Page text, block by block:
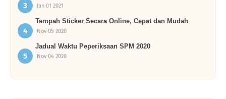
Jan 01 2021
Tempah Sticker Secara Online, Cepat dan Mudah
Nov 05 2020
Jadual Waktu Peperiksaan SPM 2020
Nov 04 2020